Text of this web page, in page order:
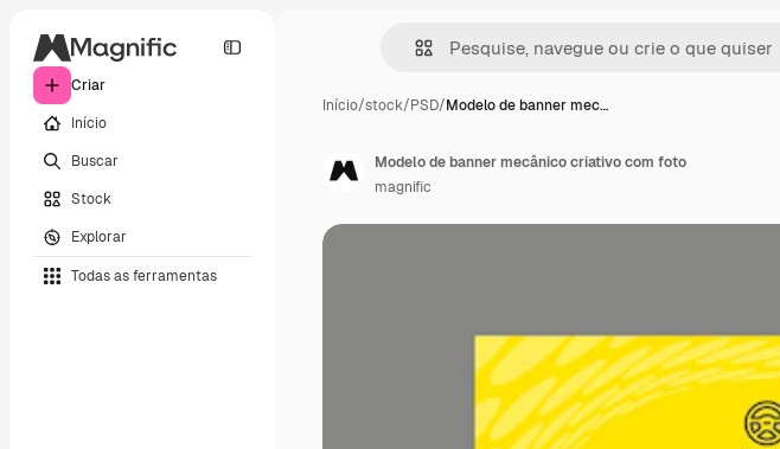
Criar
Início
Buscar
Stock
Explorar
Todas as ferramentas
Início/stock/PSD/Modelo de banner mec…
Modelo de banner mecânico criativo com foto
magnific